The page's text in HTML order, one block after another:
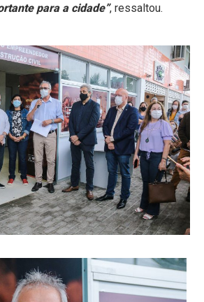
para a cidade”, ressaltou.